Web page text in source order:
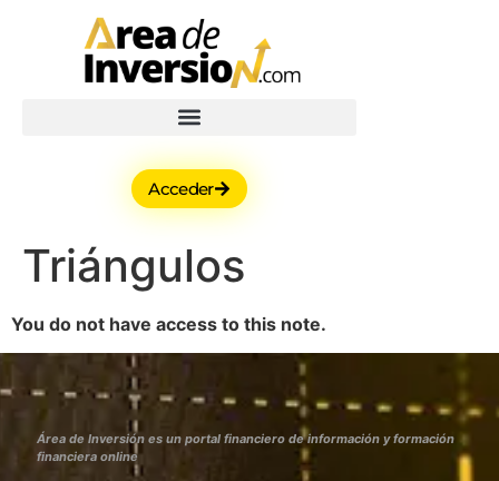
Acceder
Triángulos
You do not have access to this note.
Área de Inversión es un portal financiero de información y formación
financiera online